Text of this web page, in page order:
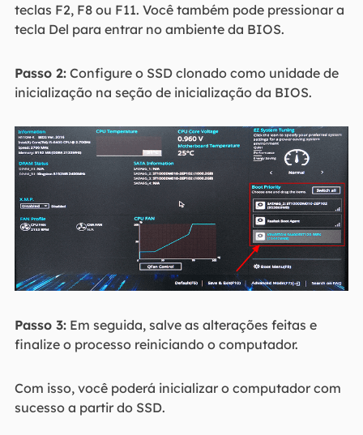
teclas F2, F8 ou F11. Você também pode pressionar a
tecla Del para entrar no ambiente da BIOS.
Passo 2:Configure o SSD clonado como unidade de
inicialização na seção de inicialização da BIOS.
Passo 3:Em seguida, salve as alterações feitas e
finalize o processo reiniciando o computador.
Com isso, você poderá inicializar o computador com
sucesso a partir do SSD.